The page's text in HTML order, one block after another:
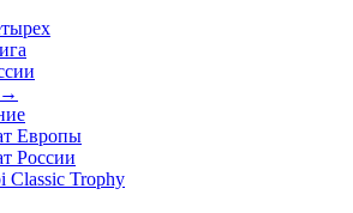
→
Европы
России
Classic Trophy